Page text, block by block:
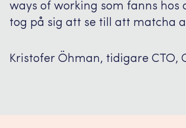
ways of working som fanns hos
tog på sig att se till att matcha
Kristofer Öhman, tidigare CTO,